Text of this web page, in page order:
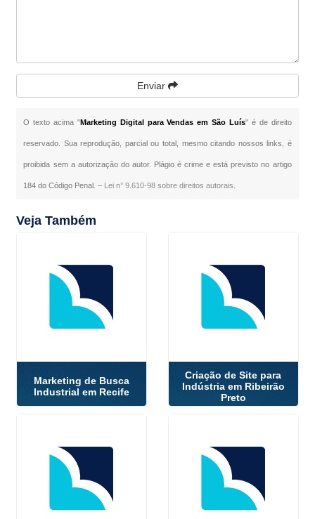
Enviar
O texto acima "Marketing Digital para Vendas em São Luís" é de direito
reservado. Sua reprodução, parcial ou total, mesmo citando nossos links, é
proibida sem a autorização do autor. Plágio é crime e está previsto no artigo
184 do Código Penal. – Lei n° 9.610-98 sobre direitos autorais
Veja Também
Marketing de Busca
Industrial em Recife
Criação de Site para
Indústria em Ribeirão
Preto